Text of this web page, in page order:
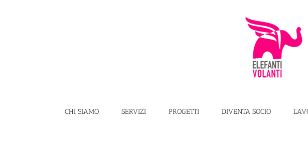
CHI SIAMO SERVIZI PROGETTI DIVENTA SOCIO